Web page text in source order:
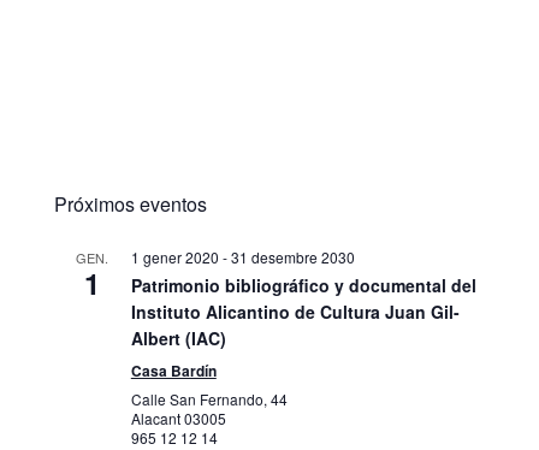
Próximos eventos
GEN.
1
1 gener 2020 -31 desembre 2030
Patrimonio bibliográfico y documental del
Instituto Alicantino de Cultura Juan Gil-
Albert (IAC)
Casa Bardín
Calle San Fernando, 44
Alacant03005
965 12 12 14